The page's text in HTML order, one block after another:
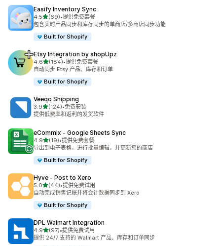
Easify Inventory Sync
4.5星（满分 5 星）
(69)
总共 69 条评论
•提供免费套餐
包含实时产品同步和库存同步的单商店/多商店同步功能
Built for Shopify
Etsy Integration by shopUpz
4.6星（满分 5 星）
(184)
总共 184 条评论
•提供免费套餐
自动同步 Etsy 产品、库存和订单
Built for Shopify
Veeqo Shipping
3.9星（满分 5 星）
(124)
总共 124 条评论
•免费安装
提供低费率和返利的发货软件
eCommix ‑ Google Sheets Sync
4.9星（满分 5 星）
(19)
总共 19 条评论
•提供免费套餐
导出到电子表格，进行批量编辑，并更新您的商店
Built for Shopify
Hyve ‑ Post to Xero
5.0星（满分 5 星）
(44)
总共 44 条评论
•提供免费试用
自动完成销售记账并将会计数据同步到 Xero
Built for Shopify
DPL Walmart Integration
4.9星（满分 5 星）
(97)
总共 97 条评论
•提供免费试用
提供 24/7 支持的 Walmart 产品、库存和订单同步